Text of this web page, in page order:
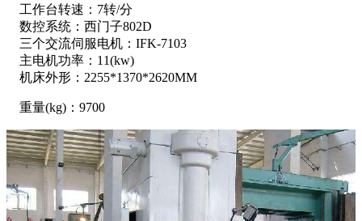
工作台转速：7转/分
数控系统：西门子802D
三个交流伺服电机：IFK-7103
主电机功率：11(kw)
机床外形：2255*1370*2620MM
重量(kg)：9700